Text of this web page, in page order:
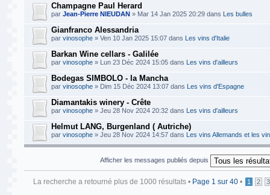
Champagne Paul Herard
par Jean-Pierre NIEUDAN » Mar 14 Jan 2025 20:29 dans Les bulles
Gianfranco Alessandria
par vinosophe » Ven 10 Jan 2025 15:07 dans Les vins d'Italie
Barkan Wine cellars - Galilée
par vinosophe » Lun 23 Déc 2024 15:05 dans Les vins d'ailleurs
Bodegas SIMBOLO - la Mancha
par vinosophe » Dim 15 Déc 2024 13:07 dans Les vins d'Espagne
Diamantakis winery - Crête
par vinosophe » Jeu 28 Nov 2024 20:32 dans Les vins d'ailleurs
Helmut LANG, Burgenland ( Autriche)
par vinosophe » Jeu 28 Nov 2024 14:57 dans Les vins Allemands et les
Afficher les messages publiés depuis
La recherche a retourné plus de 1000 résultats • Page 1 sur 40 • 1 2 3